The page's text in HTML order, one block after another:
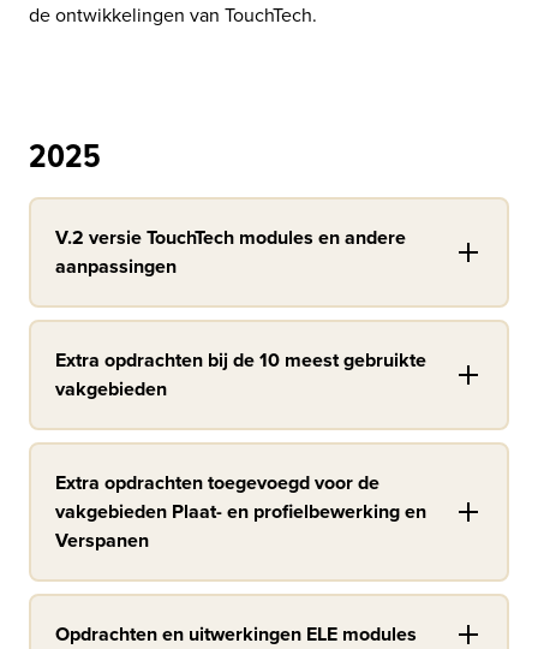
de ontwikkelingen van TouchTech.
2025
V.2 versie TouchTech modules en andere
aanpassingen
Extra opdrachten bij de 10 meest gebruikte
vakgebieden
Extra opdrachten toegevoegd voor de
vakgebieden Plaat- en profielbewerking en
Verspanen
Opdrachten en uitwerkingen ELE modules